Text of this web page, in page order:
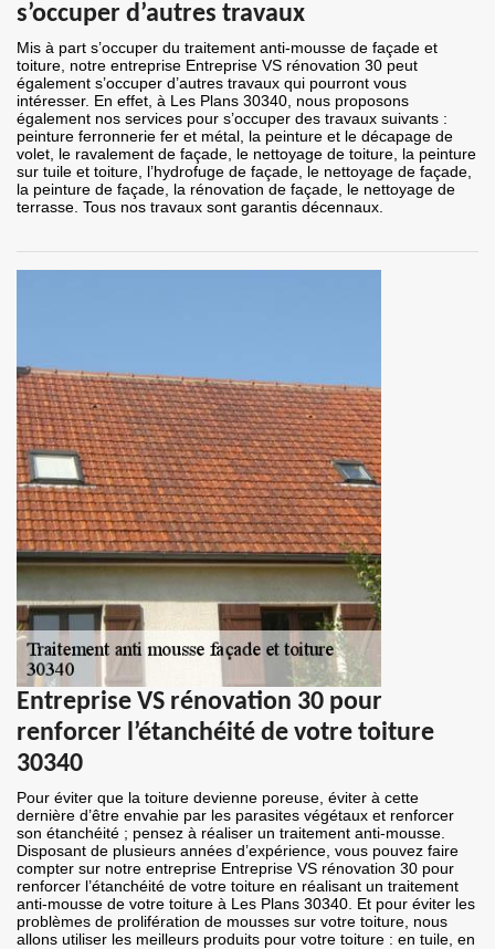
s’occuper d’autres travaux
Mis à part s’occuper du traitement anti-mousse de façade et
toiture, notre entreprise Entreprise VS rénovation 30 peut
également s’occuper d’autres travaux qui pourront vous
intéresser. En effet, à Les Plans 30340, nous proposons
également nos services pour s’occuper des travaux suivants :
peinture ferronnerie fer et métal, la peinture et le décapage de
volet, le ravalement de façade, le nettoyage de toiture, la peinture
sur tuile et toiture, l’hydrofuge de façade, le nettoyage de façade,
la peinture de façade, la rénovation de façade, le nettoyage de
terrasse. Tous nos travaux sont garantis décennaux.
Entreprise VS rénovation 30 pour
renforcer l’étanchéité de votre toiture
30340
Pour éviter que la toiture devienne poreuse, éviter à cette
dernière d’être envahie par les parasites végétaux et renforcer
son étanchéité ; pensez à réaliser un traitement anti-mousse.
Disposant de plusieurs années d’expérience, vous pouvez faire
compter sur notre entreprise Entreprise VS rénovation 30 pour
renforcer l’étanchéité de votre toiture en réalisant un traitement
anti-mousse de votre toiture à Les Plans 30340. Et pour éviter les
problèmes de prolifération de mousses sur votre toiture, nous
allons utiliser les meilleurs produits pour votre toiture : en tuile, en